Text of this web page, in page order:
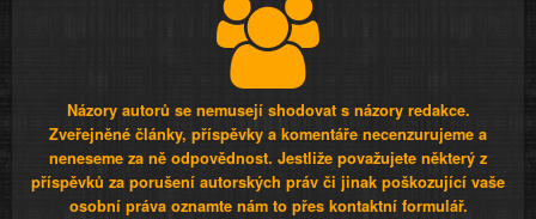
Názory autorů se nemusejí shodovat s názory redakce.
Zveřejněné články, příspěvky a komentáře necenzurujeme a
neneseme za ně odpovědnost. Jestliže považujete některý z
příspěvků za porušení autorských práv či jinak poškozující vaše
osobní práva oznamte nám to přes kontaktní formulář.